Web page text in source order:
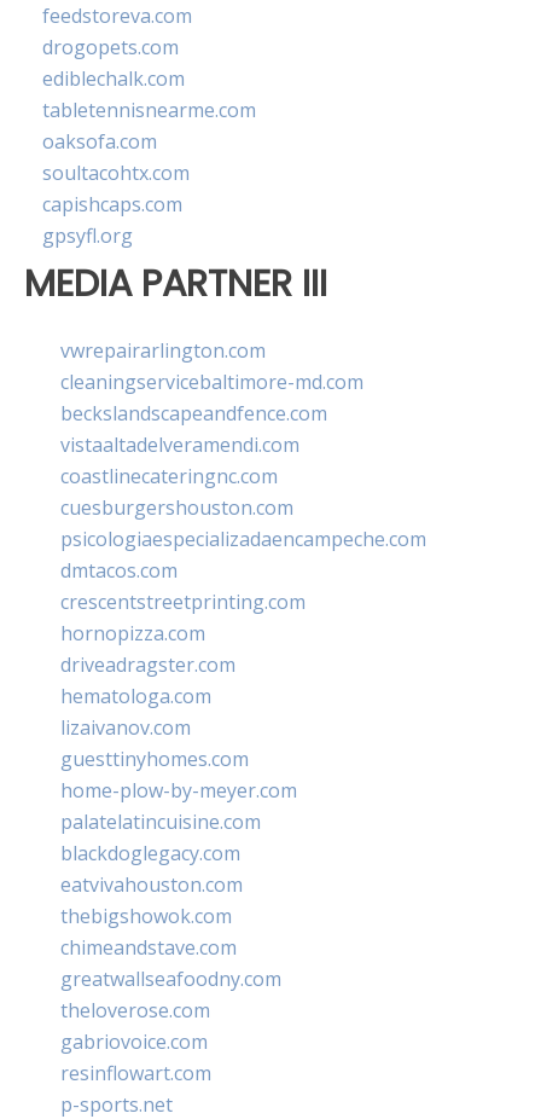
feedstoreva.com
drogopets.com
ediblechalk.com
tabletennisnearme.com
oaksofa.com
soultacohtx.com
capishcaps.com
gpsyfl.org
MEDIA PARTNER III
vwrepairarlington.com
cleaningservicebaltimore-md.com
beckslandscapeandfence.com
vistaaltadelveramendi.com
coastlinecateringnc.com
cuesburgershouston.com
psicologiaespecializadaencampeche.com
dmtacos.com
crescentstreetprinting.com
hornopizza.com
driveadragster.com
hematologa.com
lizaivanov.com
guesttinyhomes.com
home-plow-by-meyer.com
palatelatincuisine.com
blackdoglegacy.com
eatvivahouston.com
thebigshowok.com
chimeandstave.com
greatwallseafoodny.com
theloverose.com
gabriovoice.com
resinflowart.com
p-sports.net